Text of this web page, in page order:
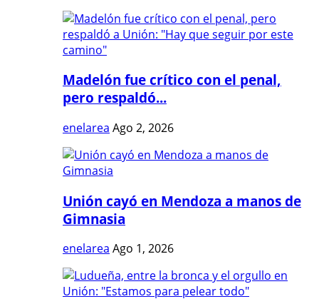
Madelón fue crítico con el penal,
pero respaldó...
enelarea Ago 2, 2026
Unión cayó en Mendoza a manos de
Gimnasia
enelarea Ago 1, 2026